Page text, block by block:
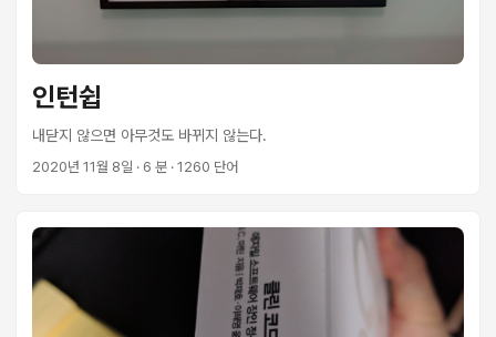
인턴쉽
내닫지 않으면 아무것도 바뀌지 않는다.
2020년 11월 8일 · 6 분 · 1260 단어